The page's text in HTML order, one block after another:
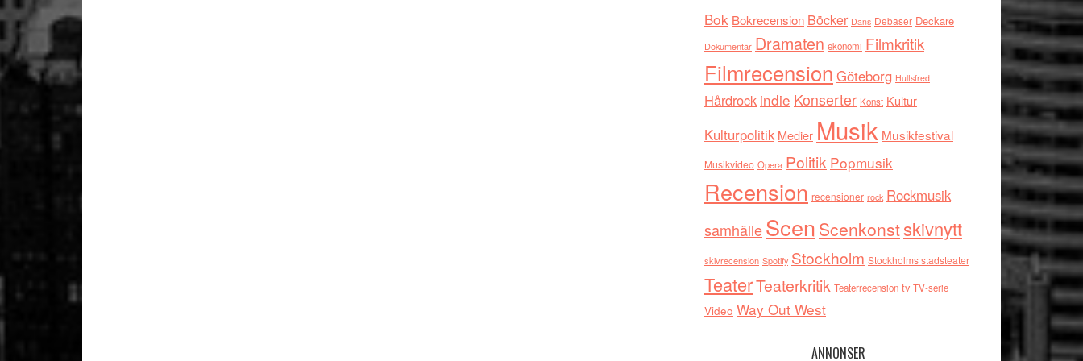
Bok Bokrecension Böcker Dans Debaser Deckare
Dokumentär Dramaten ekonomi Filmkritik
Filmrecension Göteborg Hultsfred
Hårdrock indie Konserter Konst Kultur
Kulturpolitik Medier Musik Musikfestival
Musikvideo Opera Politik Popmusik
Recension recensioner rock Rockmusik
samhälleScen Scenkonstskivnytt
skivrecension Spotify Stockholm Stockholms stadsteater
TeaterTeaterkritik Teaterrecension tv TV-serie
Video Way Out West
ANNONSER